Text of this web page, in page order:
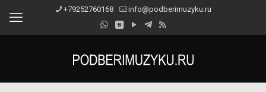
+79252760168 info@podberimuzyku.ru